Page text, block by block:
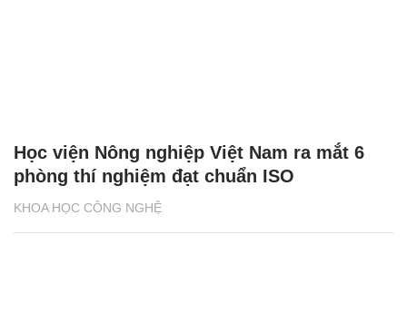
KHOA HỌC CÔNG NGHỆ
Học viện Nông nghiệp Việt Nam ra mắt 6
phòng thí nghiệm đạt chuẩn ISO